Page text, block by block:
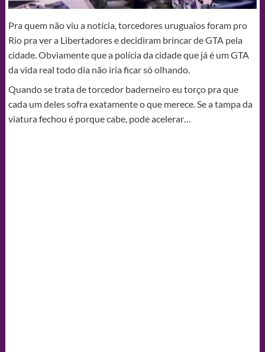
Pra quem não viu a notícia, torcedores uruguaios foram pro
Rio pra ver a Libertadores e decidiram brincar de GTA pela
cidade. Obviamente que a polícia da cidade que já é um GTA
da vida real todo dia não iria ficar só olhando.
Quando se trata de torcedor baderneiro eu torço pra que
cada um deles sofra exatamente o que merece. Se a tampa da
viatura fechou é porque cabe, pode acelerar…